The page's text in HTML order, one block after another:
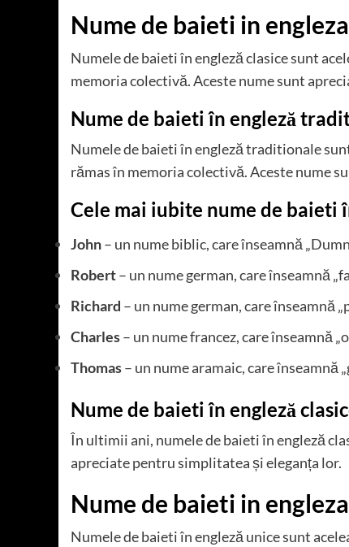
Nume de baieti in
Numele de baieti în engleză clasice sunt
memoria colectivă. Aceste nume sunt
Nume de baieti în engleză
Numele de baieti în engleză traditionale
rămas în memoria colectivă. Aceste nume
Cele mai iubite nume de baieti
John– un nume biblic, care înseamnă
Robert– un nume german, care înseamnă
Richard – un nume german, care înseamnă
Charles– un nume francez, care înseamnă
Thomas– un nume aramaic, care înseamnă
Nume de baieti în engleză
În ultimii ani, numele de baieti în engleză
apreciate pentru simplitatea și eleganța lor.
Nume de baieti in
Numele de baieti în engleză unice sunt